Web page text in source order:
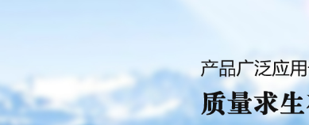
组织机构
厂区掠影